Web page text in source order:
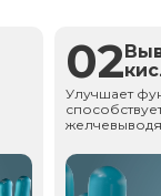
02
Улучшает